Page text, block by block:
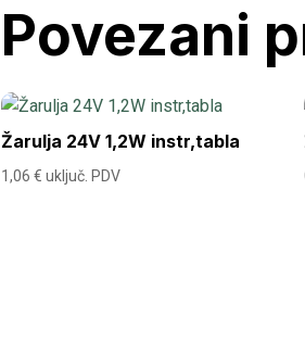
Povezani
Žarulja 24V 1,2W instr,tabla
1,06€ uključ. PDV